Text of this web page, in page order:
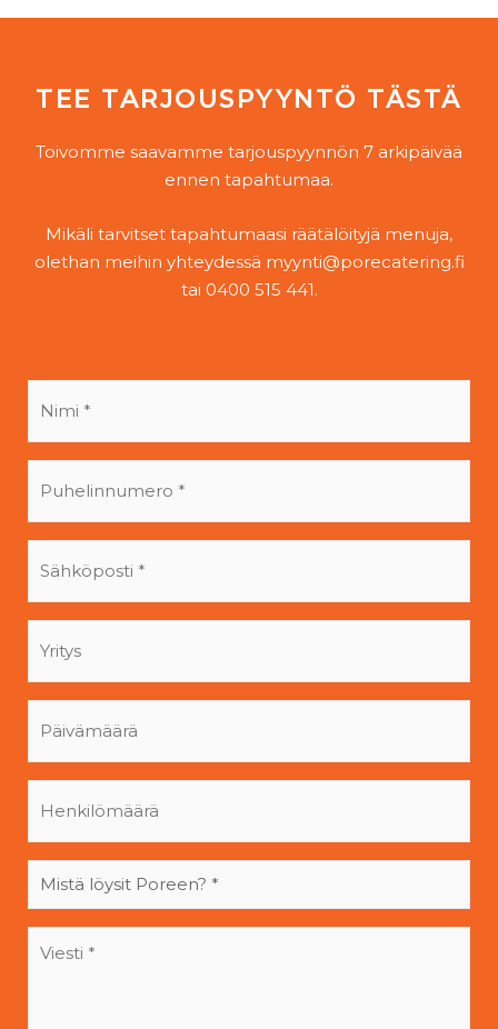
TEE TARJOUSPYYNTÖ TÄSTÄ
Toivomme saavamme tarjouspyynnön 7 arkipäivää
ennen tapahtumaa.
Mikäli tarvitset tapahtumaasi räätälöityjä menuja,
olethan meihin yhteydessä myynti@porecatering.fi
tai 0400 515 441.
Mistä
Poreen?